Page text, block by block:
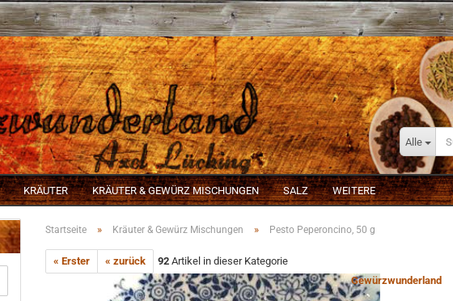
Alle
KRÄUTER KRÄUTER & GEWÜRZ MISCHUNGEN SALZ WEITERE
Startseite » Kräuter & Gewürz Mischungen » Pesto Peperoncino, 50 g
« Erster « zurück 92 Artikel in dieser Kategorie
Gewürzwunderland